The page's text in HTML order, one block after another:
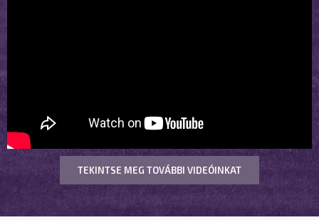
TEKINTSE MEG TOVÁBBI VIDEÓINKAT